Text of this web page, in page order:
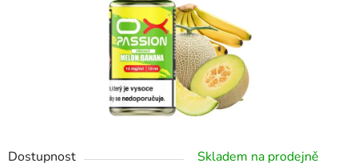
Dostupnost
Skladem na prodejně